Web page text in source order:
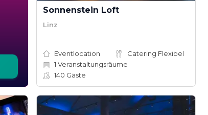
Sonnenstein Loft
Linz
Eventlocation
Catering Flexibel
1 Veranstaltungsräume
140 Gäste